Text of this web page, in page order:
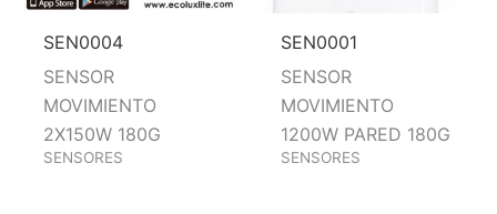
SEN0004
SENSOR
MOVIMIENTO
2X150W 180G
SENSORES
SEN0001
SENSOR
MOVIMIENTO
1200W PARED 180G
SENSORES